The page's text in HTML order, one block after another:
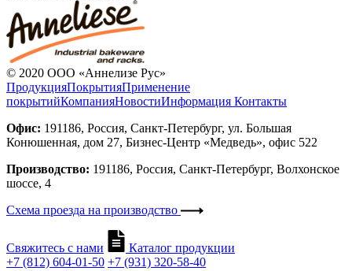
© 2020 ООО «Аннелизе Рус»
ПродукцияПокрытияПрименение
покрытийКомпанияНовостиИнформация Контакты
Офис: 191186, Россия, Санкт-Петербург, ул. Большая
Конюшенная, дом 27, Бизнес-Центр «Медведь», офис 522
Производство: 191186, Россия, Санкт-Петербург, Волхонское
шоссе, 4
Схема проезда на производство
Свяжитесь с нами
Каталог продукции
+7 (812) 604-01-50 +7 (931) 320-58-40